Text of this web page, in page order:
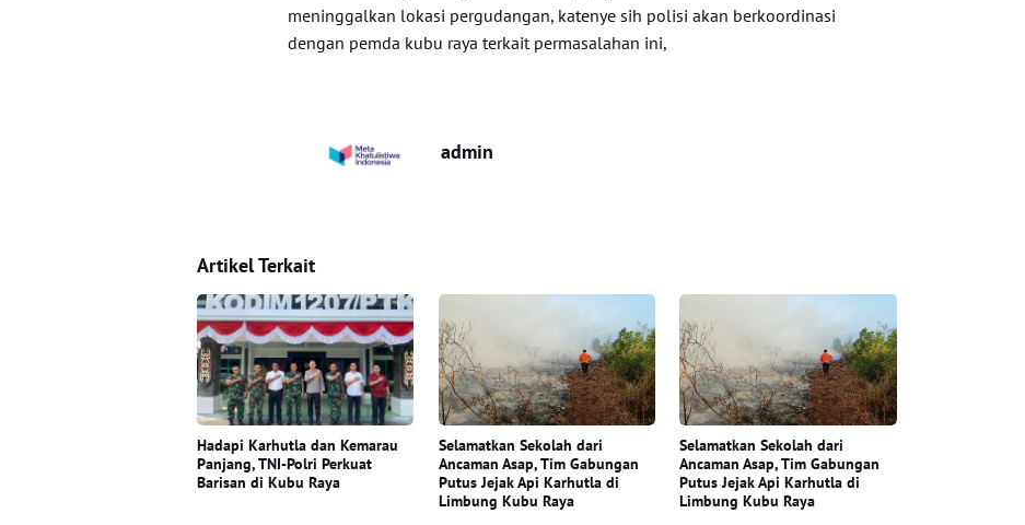
meninggalkan lokasi pergudangan, katenye sih polisi akan berkoordinasi
dengan pemda kubu raya terkait permasalahan ini,
admin
Artikel Terkait
Hadapi Karhutla dan Kemarau
Panjang, TNI-Polri Perkuat
Barisan di Kubu Raya
Selamatkan Sekolah dari
Ancaman Asap, Tim Gabungan
Putus Jejak Api Karhutla di
Limbung Kubu Raya
Selamatkan Sekolah dari
Ancaman Asap, Tim Gabungan
Putus Jejak Api Karhutla di
Limbung Kubu Raya